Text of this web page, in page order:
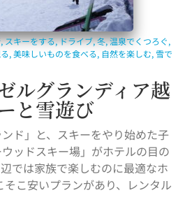
,スキーをする,ドライブ,冬,温泉でくつろぐ,
,美味しいものを食べる, 自然を楽しむ, 雪で
ルグランディア越
と雪遊び
ド」と、スキーをやり始めた子
ッドスキー場」がホテルの目の
では家族で楽しむのに最適なホ
こ安いプランがあり、レンタル